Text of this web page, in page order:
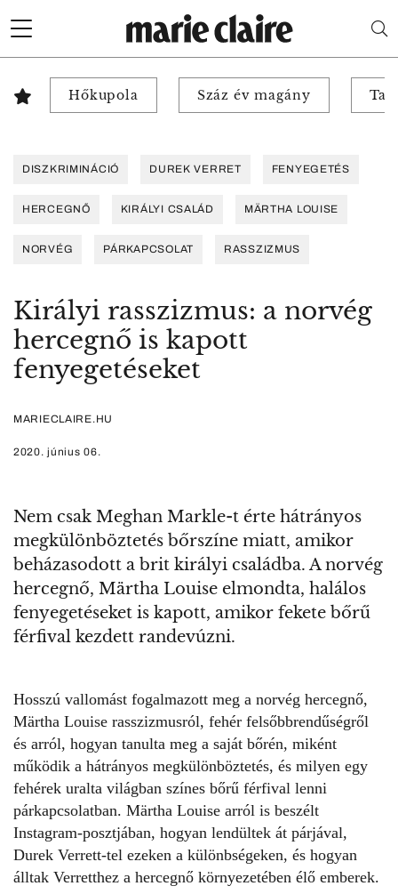
Hőkupola Száz év magány
DISZKRIMINÁCIÓ DUREK VERRET FENYEGETÉS
HERCEGNŐ KIRÁLYI CSALÁD MÄRTHA LOUISE
NORVÉG PÁRKAPCSOLAT RASSZIZMUS
Királyi rasszizmus: a norvég
hercegnő is kapott
fenyegetéseket
MARIECLAIRE.HU
2020. június 06.
Nem csak Meghan Markle-t érte hátrányos
megkülönböztetés bőrszíne miatt, amikor
beházasodott a brit királyi családba. A norvég
hercegnő, Märtha Louise elmondta, halálos
fenyegetéseket is kapott, amikor fekete bőrű
férfival kezdett randevúzni.
Hosszú vallomást fogalmazott meg a norvég hercegnő,
Märtha Louise rasszizmusról, fehér felsőbbrendűségről
és arról, hogyan tanulta meg a saját bőrén, miként
működik a hátrányos megkülönböztetés, és milyen egy
fehérek uralta világban színes bőrű férfival lenni
párkapcsolatban. Märtha Louise arról is beszélt
Instagram-posztjában, hogyan lendültek át párjával,
Durek Verrett-tel ezeken a különbségeken, és hogyan
álltak Verretthez a hercegnő környezetében élő emberek.